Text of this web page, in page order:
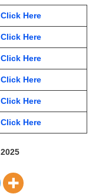
Click Here
Click Here
Click Here
Click Here
Click Here
Click Here
2025